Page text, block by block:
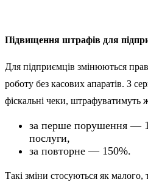
Підвищення штрафів для
Для підприємців змінюються
роботу без касових апаратів. З
фіскальні чеки, штрафуватимуть
за перше порушення —
послуги,
за повторне — 150%.
Такі зміни стосуються як малого,